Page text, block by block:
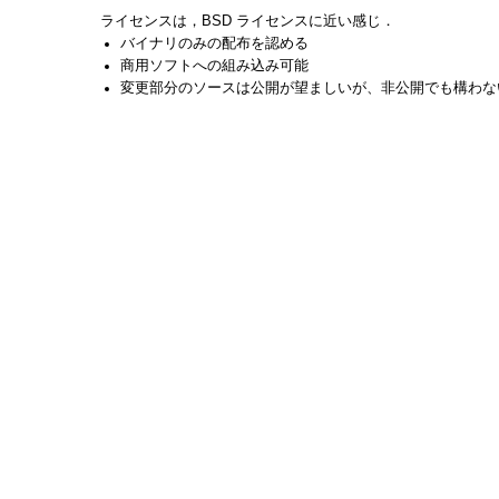
ライセンスは，BSD ライセンスに近い感じ．
バイナリのみの配布を認める
商用ソフトへの組み込み可能
変更部分のソースは公開が望ましいが、非公開でも構わな